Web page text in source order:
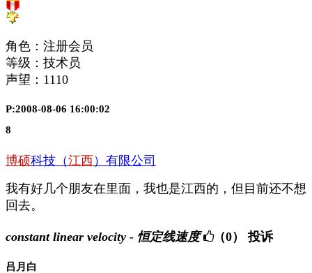
角色：注册会员
等级：技术员
声望： 1110
P:2008-08-06 16:00:02
8
博硕科技（江西）有限公司
我有好几个朋友在里面，我也是江西的，但目前还不想
回去。
constant linear velocity - 恒定线速度 （0） 投诉
吕月白